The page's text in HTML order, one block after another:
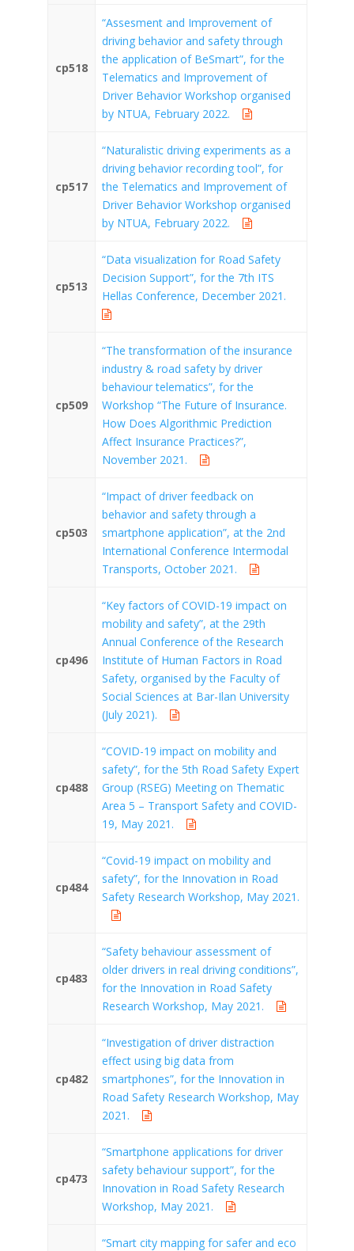
cp518
“Assesment and Improvement of
driving behavior and safety through
the application of BeSmart”, for the
Telematics and Improvement of
Driver Behavior Workshop organised
by NTUA, February 2022.
cp517
“Naturalistic driving experiments as a
driving behavior recording tool”, for
the Telematics and Improvement of
Driver Behavior Workshop organised
by NTUA, February 2022.
cp513
“Data visualization for Road Safety
Decision Support”, for the 7th ITS
Hellas Conference, December 2021.
cp509
“The transformation of the insurance
industry & road safety by driver
behaviour telematics”, for the
Workshop “The Future of Insurance.
How Does Algorithmic Prediction
Affect Insurance Practices?”,
November 2021.
cp503
“Impact of driver feedback on
behavior and safety through a
smartphone application”, at the 2nd
International Conference Intermodal
Transports, October 2021.
cp496
“Key factors of COVID-19 impact on
mobility and safety”, at the 29th
Annual Conference of the Research
Institute of Human Factors in Road
Safety, organised by the Faculty of
Social Sciences at Bar-Ilan University
(July 2021).
cp488
“COVID-19 impact on mobility and
safety”, for the 5th Road Safety Expert
Group (RSEG) Meeting on Thematic
Area 5 – Transport Safety and COVID-
19, May 2021.
cp484
“Covid-19 impact on mobility and
safety”, for the Innovation in Road
Safety Research Workshop, May 2021.
cp483
“Safety behaviour assessment of
older drivers in real driving conditions”,
for the Innovation in Road Safety
Research Workshop, May 2021.
cp482
“Investigation of driver distraction
effect using big data from
smartphones”, for the Innovation in
Road Safety Research Workshop, May
2021.
cp473
“Smartphone applications for driver
safety behaviour support”, for the
Innovation in Road Safety Research
Workshop, May 2021.
“Smart city mapping for safer and eco